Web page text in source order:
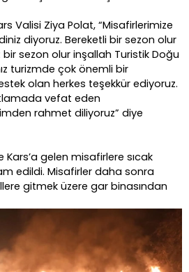
Valisi Ziya Polat, “Misafirlerimize
diyoruz. Bereketli bir sezon olur
bir sezon olur inşallah Turistik Doğu
turizmde çok önemli bir
olan herkes teşekkür ediyoruz.
vefat eden
rahmet diliyoruz” diye
Kars’a gelen misafirlere sıcak
edildi. Misafirler daha sonra
gitmek üzere gar binasından